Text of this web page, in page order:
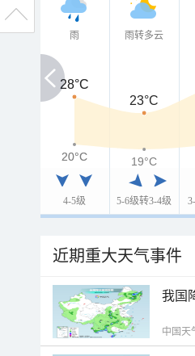
雨
4-5级
雨转多云
5-6级转3-4级
28°C
28°C
23°C
20°C
20°C 19°C
近期重大天气事件
我国
中国天